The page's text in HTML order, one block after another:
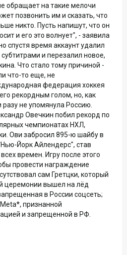
обращает на такие мелочи
позвонить им и сказать, что
никто. Пусть напишут, что он
и его это волнует", - заявила
спустя время аккаунт удалил
и перезалил новое,
Что стало тому причиной -
что-то еще, не
федерация хоккея
рекордным голом, но, как
не упомянула Россию.
Овечкин побил рекорд по
чемпионатах НХЛ,
Ови забросил 895-ю шайбу в
Йорк Айлендерс", став
времен. Игру после этого
провести награждение
сам Гретцки, который
церемонии вышел на лёд
в России соцсеть;
признанной
и запрещенной в РФ.